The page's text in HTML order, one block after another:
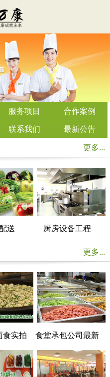
服务项目 合作案例
联系我们 最新公告
更多...
送 厨房设备工程
更多...
食实拍
食堂承包公司最新